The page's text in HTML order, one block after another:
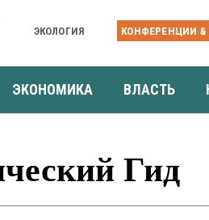
ЭКОЛОГИЯ КОНФЕРЕНЦИИ &
ЭКОНОМИКА ВЛАСТЬ
Гид